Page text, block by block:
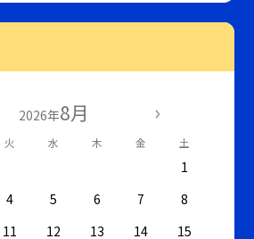
2026年8月
火 水 木 金 土
1
4 5 6 7
8
11 12 13 14
15